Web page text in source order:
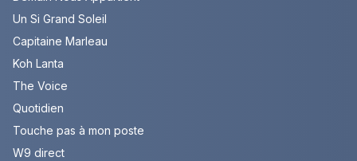
Un Si Grand Soleil
Capitaine Marleau
Koh Lanta
The Voice
Quotidien
Touche pas à mon poste
W9 direct